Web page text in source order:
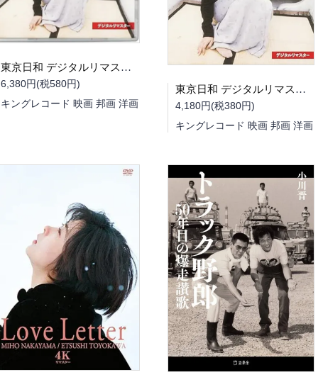
東京日和 デジタルリマスター [Blu-ray]
6,380円(税580円)
キングレコード 映画 邦画 洋画
東京日和 デジタルリマスター [DVD]
4,180円(税380円)
キングレコード 映画 邦画 洋画